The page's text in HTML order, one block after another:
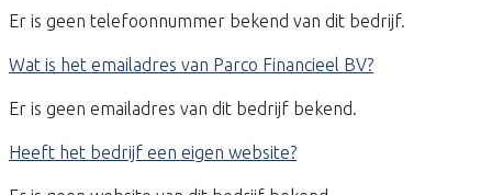
Er is geen telefoonnummer bekend van dit bedrijf.
Wat is het emailadres van Parco Financieel BV?
Er is geen emailadres van dit bedrijf bekend.
Heeft het bedrijf een eigen website?